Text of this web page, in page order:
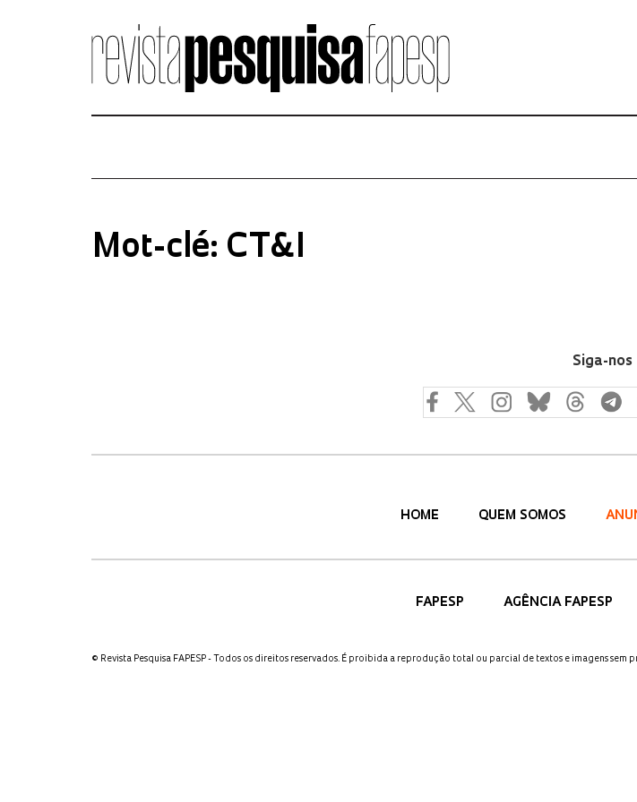
Mot-clé: CT&I
Siga-nos
HOME QUEM SOMOS
FAPESP AGÊNCIA FAPESP
© Revista Pesquisa FAPESP - Todos os direitos reservados. É proibida a reprodução total ou parcial de textos e imagens sem